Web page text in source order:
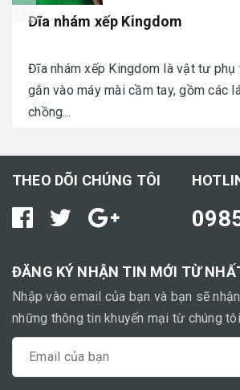
Đĩa nhám xếp Kingdom
Đĩa nhám xếp Kingdom là vật tư phụ
gắn vào máy mài cầm tay, gồm các
chồng...
THEO DÕI CHÚNG TÔI
ĐĂNG KÝ NHẬN TIN MỚI TỪ
Nhập vào email của bạn và bạn sẽ
những thông tin khuyến mại từ chúng tôi